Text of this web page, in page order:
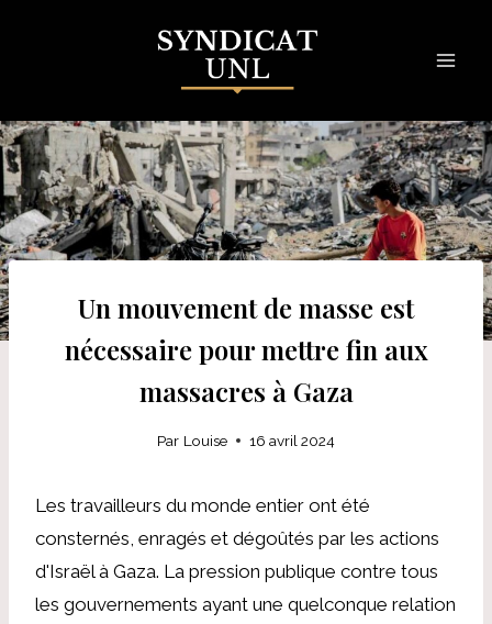
Un mouvement de masse est
nécessaire pour mettre fin aux
massacres à Gaza
Par Louise 16 avril 2024
Les travailleurs du monde entier ont été
consternés, enragés et dégoûtés par les actions
d'Israël à Gaza. La pression publique contre tous
les gouvernements ayant une quelconque relation